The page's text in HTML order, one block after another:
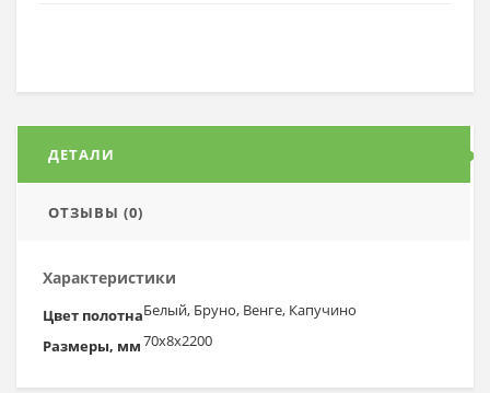
ДЕТАЛИ
ОТЗЫВЫ (0)
Характеристики
Цвет полотнаБелый, Бруно, Венге, Капучино
Размеры, мм70х8х2200